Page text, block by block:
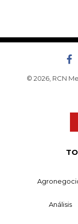
© 2026, RCN
Análisis